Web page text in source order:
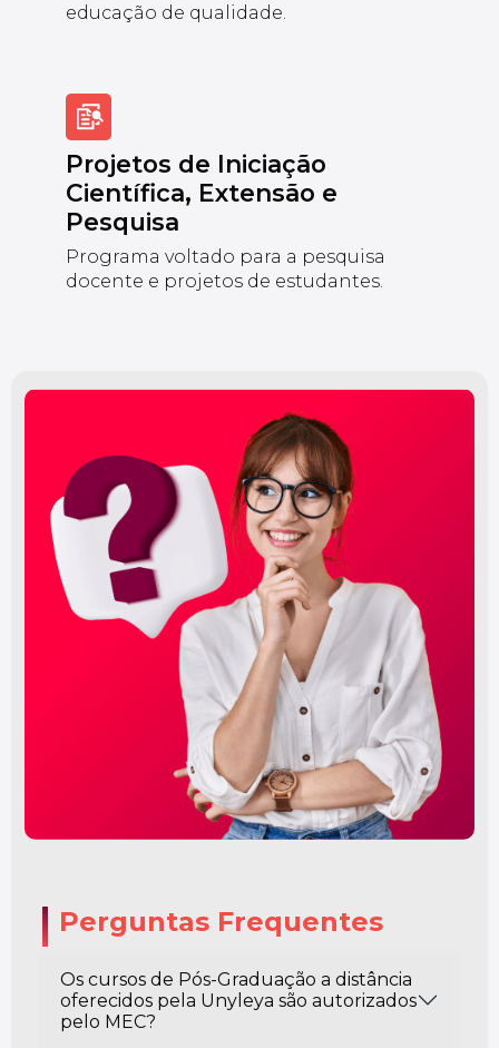
educação de qualidade.
Projetos de Iniciação
Científica, Extensão e
Pesquisa
Programa voltado para a pesquisa
docente e projetos de estudantes.
Perguntas Frequentes
Os cursos de Pós-Graduação a distância
oferecidos pela Unyleya são autorizados
pelo MEC?